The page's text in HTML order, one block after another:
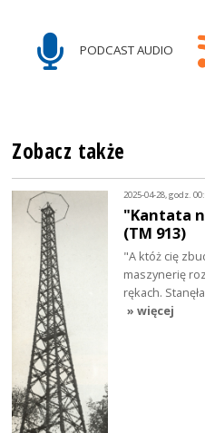
PODCAST AUDIO
Zobacz także
2025-04-28, godz.
"Kantata
(TM 913)
"A któż cię
maszynerię
rękach.
» więcej